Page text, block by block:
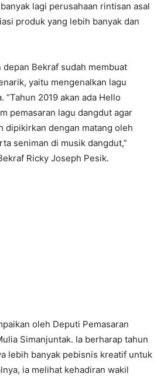
lagi perusahaan rintisan asal
produk yang lebih banyak dan
depan Bekraf sudah membuat
yaitu mengenalkan lagu
“Tahun 2019 akan ada Hello
pemasaran lagu dangdut agar
dipikirkan dengan matang oleh
seniman di musik dangdut,”
Ricky Joseph Pesik.
oleh Deputi Pemasaran
Simanjuntak. Ia berharap tahun
lebih banyak pebisnis kreatif untuk
ia melihat kehadiran wakil